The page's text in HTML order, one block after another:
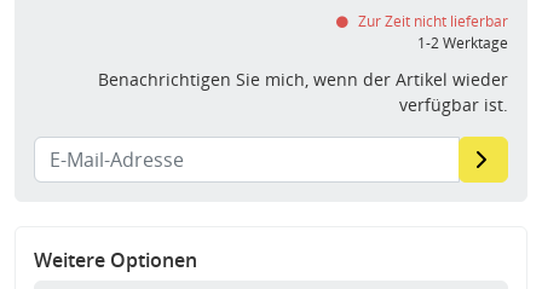
Zur Zeit nicht lieferbar
1-2 Werktage
Benachrichtigen Sie mich, wenn der Artikel wieder
verfügbar ist.
Weitere Optionen